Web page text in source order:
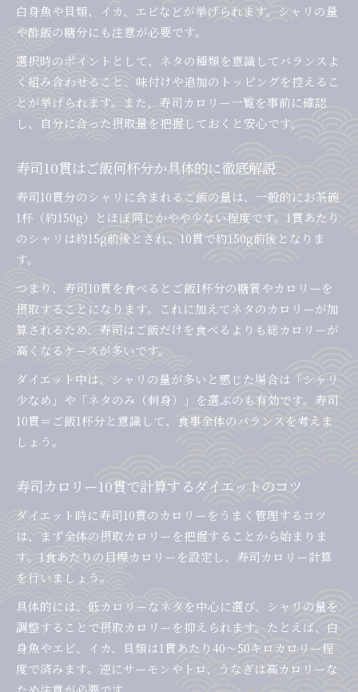
白身魚や貝類、イカ、エビなどが挙げられます。シャリの量
や酢飯の糖分にも注意が必要です。
選択時のポイントとして、ネタの種類を意識してバランスよ
く組み合わせること、味付けや追加のトッピングを控えるこ
とが挙げられます。また、寿司カロリー一覧を事前に確認
し、自分に合った摂取量を把握しておくと安心です。
寿司10貫はご飯何杯分か具体的に徹底解説
寿司10貫分のシャリに含まれるご飯の量は、一般的にお茶碗
1杯（約150g）とほぼ同じかやや少ない程度です。1貫あたり
のシャリは約15g前後とされ、10貫で約150g前後となりま
す。
つまり、寿司10貫を食べるとご飯1杯分の糖質やカロリーを
摂取することになります。これに加えてネタのカロリーが加
算されるため、寿司はご飯だけを食べるよりも総カロリーが
高くなるケースが多いです。
ダイエット中は、シャリの量が多いと感じた場合は「シャリ
少なめ」や「ネタのみ（刺身）」を選ぶのも有効です。寿司
10貫＝ご飯1杯分と意識して、食事全体のバランスを考えま
しょう。
寿司カロリー10貫で計算するダイエットのコツ
ダイエット時に寿司10貫のカロリーをうまく管理するコツ
は、まず全体の摂取カロリーを把握することから始まりま
す。1食あたりの目標カロリーを設定し、寿司カロリー計算
を行いましょう。
具体的には、低カロリーなネタを中心に選び、シャリの量を
調整することで摂取カロリーを抑えられます。たとえば、白
身魚やエビ、イカ、貝類は1貫あたり40〜50キロカロリー程
度で済みます。逆にサーモンやトロ、うなぎは高カロリーな